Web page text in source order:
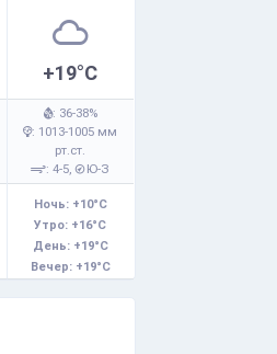
+19°C
: 36-38%
: 1013-1005 мм
рт.ст.
: 4-5, Ю-З
Ночь: +10°C
Утро: +16°C
День: +19°C
Вечер: +19°C